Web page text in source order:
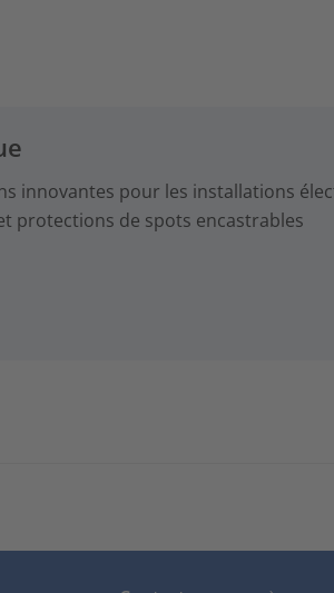
innovantes pour les installations
protections de spots encastrables